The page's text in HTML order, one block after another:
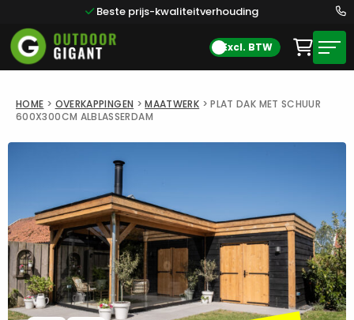
Beste prijs-kwaliteitverhouding
Excl. BTW
HOME > OVERKAPPINGEN >MAATWERK >PLAT DAK MET SCHUUR
600X300CM ALBLASSERDAM